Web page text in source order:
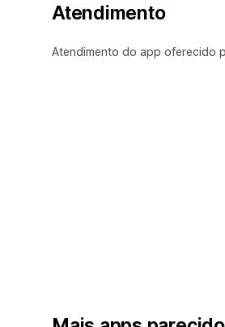
Atendimento
Atendimento do app oferecido